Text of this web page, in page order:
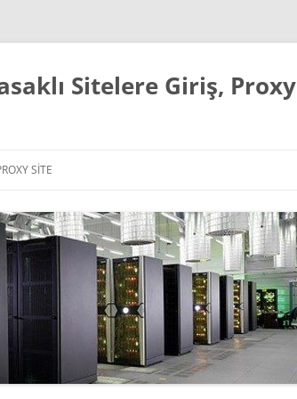
Sitelere Giriş,
SITE